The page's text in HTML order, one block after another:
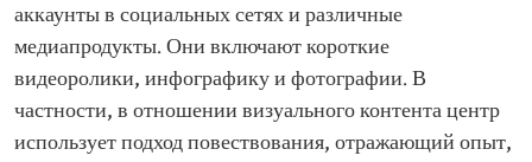
аккаунты в социальных сетях и различные
медиапродукты. Они включают короткие
видеоролики, инфографику и фотографии. В
частности, в отношении визуального контента центр
использует подход повествования, отражающий опыт,